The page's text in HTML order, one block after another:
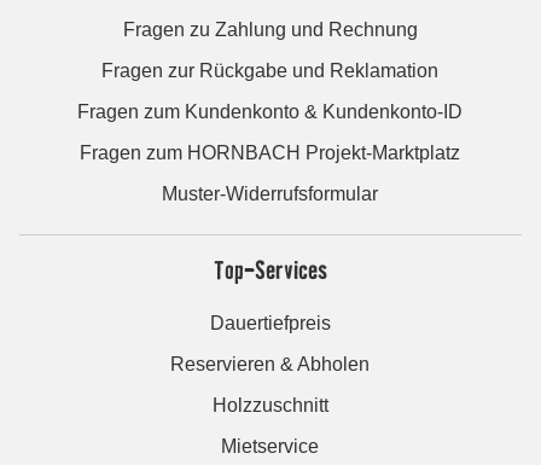
Fragen zu Zahlung und Rechnung
Fragen zur Rückgabe und Reklamation
Fragen zum Kundenkonto & Kundenkonto-ID
Fragen zum HORNBACH Projekt-Marktplatz
Muster-Widerrufsformular
Top-Services
Dauertiefpreis
Reservieren & Abholen
Holzzuschnitt
Mietservice